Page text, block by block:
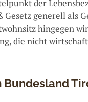
der
generell als
hingegen
die nicht
Bundesland